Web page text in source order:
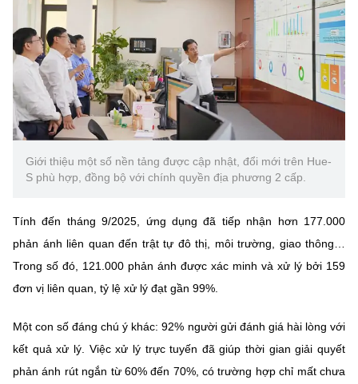
Chọn ngôn ngữ
Vietnamese English
BỘ KHOA HỌC VÀ CÔNG NGHỆ
Điều khoản sử dụng Theo dõi MST: Góp ý
Cơ quan chủ quản: Bộ Khoa học và Công nghệ (MST)
Chịu trách nhiệm nội dung: Nguyễn Thị Hải Hằng
Giám đốc Trung tâm Truyền thông Khoa học và Công nghệ.
Liên hệ
Điện thoại: 024 3936 9506
Email:
©2026 Bản quyền thuộc Bộ Khoa Học và Công Nghệ
(Ghi rõ nguồn "https://mst.gov.vn" khi phát hành lại thông tin từ
Giới thiệu một số nền tảng được cập nhật, đổi mới trên Hue-
S phù hợp, đồng bộ với chính quyền địa phương 2 cấp.
Tính đến tháng 9/2025, ứng dụng đã tiếp nhận hơn 177.000
phản ánh liên quan đến trật tự đô thị, môi trường, giao thông…
Trong số đó, 121.000 phản ánh được xác minh và xử lý bởi 159
đơn vị liên quan, tỷ lệ xử lý đạt gần 99%.
Một con số đáng chú ý khác: 92% người gửi đánh giá hài lòng với
kết quả xử lý. Việc xử lý trực tuyến đã giúp thời gian giải quyết
phản ánh rút ngắn từ 60% đến 70%, có trường hợp chỉ mất chưa